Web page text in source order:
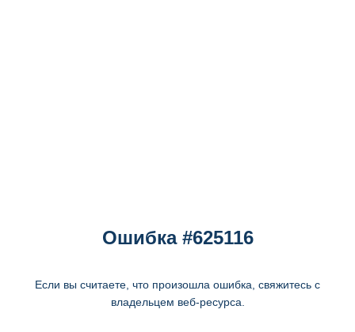
Ошибка #625116
Если вы считаете, что произошла ошибка, свяжитесь с
владельцем веб-ресурса.